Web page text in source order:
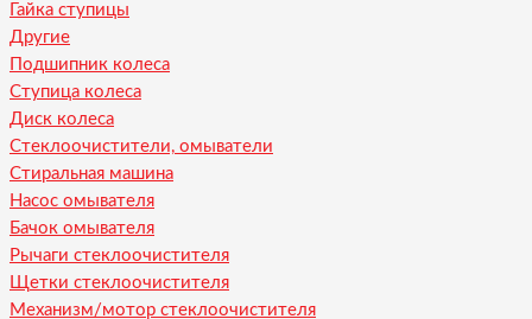
Гайка ступицы
Другие
Подшипник колеса
Ступица колеса
Диск колеса
Стеклоочистители, омыватели
Стиральная машина
Насос омывателя
Бачок омывателя
Рычаги стеклоочистителя
Щетки стеклоочистителя
Механизм/мотор стеклоочистителя